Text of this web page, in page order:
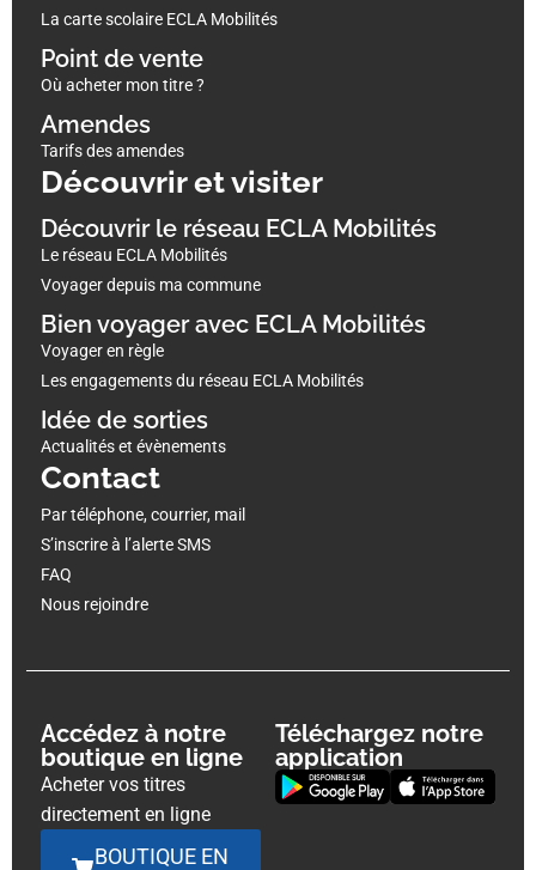
La carte scolaire ECLA Mobilités
Point de vente
Où acheter mon titre ?
Amendes
Tarifs des amendes
Découvrir et visiter
Découvrir le réseau ECLA Mobilités
Le réseau ECLA Mobilités
Voyager depuis ma commune
Bien voyager avec ECLA Mobilités
Voyager en règle
Les engagements du réseau ECLA Mobilités
Idée de sorties
Actualités et évènements
Contact
Par téléphone, courrier, mail
S’inscrire à l’alerte SMS
FAQ
Nous rejoindre
Accédez à notre
boutique en ligne
Acheter vos titres
directement en ligne
BOUTIQUE EN
Téléchargez notre
application